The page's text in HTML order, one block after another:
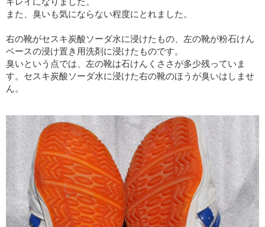
また、臭いも気にならない程度にとれました。
右の靴がセスキ炭酸ソーダ水に浸けたもの、左の靴が粉石けん
ベースの浸け置き用洗剤に浸けたものです。
臭いという点では、左の靴は石けんくささが多少残っていま
す。セスキ炭酸ソーダ水に浸けた右の靴のほうが臭いはしませ
ん。